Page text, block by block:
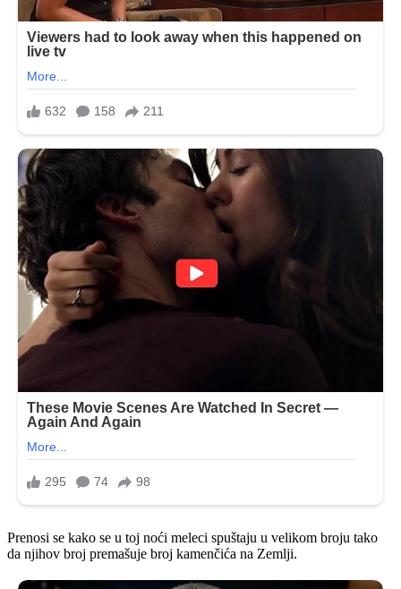
Prenosi se kako se u toj noći meleci spuštaju u velikom broju tako
da njihov broj premašuje broj kamenčića na Zemlji.